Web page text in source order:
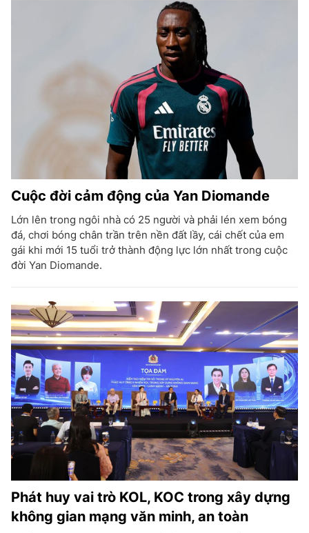
Cuộc đời cảm động của Yan Diomande
Lớn lên trong ngôi nhà có 25 người và phải lén xem bóng
đá, chơi bóng chân trần trên nền đất lầy, cái chết của em
gái khi mới 15 tuổi trở thành động lực lớn nhất trong cuộc
đời Yan Diomande.
Phát huy vai trò KOL, KOC trong xây dựng
không gian mạng văn minh, an toàn